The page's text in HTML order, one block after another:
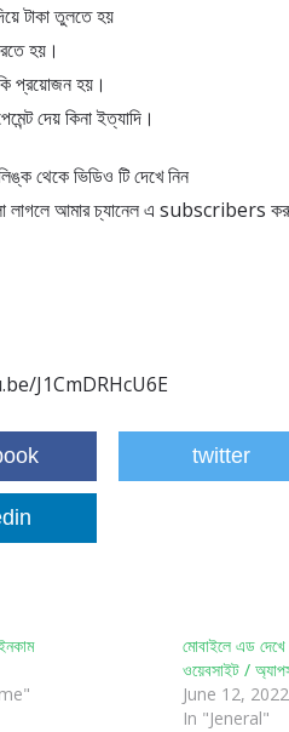
টাকা তুলতে হয়
হয়।
প্রয়োজন হয়।
দেয় কিনা ইত্যাদি।
থেকে ভিডিও টি দেখে নিন
লাগলে আমার চ্যানেল এ subscribers
J1CmDRHcU6E
twitter
মোবাইলে এড
ওয়েবসাইট /
June 12, 2022
In "Jeneral"